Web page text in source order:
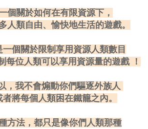
個關於如何在有限資源下，
人類自由、愉快地生活的遊戲。
一個關於限制享用資源人類數目
每位人類可以享用資源量的遊戲 ！
，我不會煽動你們驅逐外族人
者將每個人類困在鐵籠之內。
方法，都只是像你們人類那種